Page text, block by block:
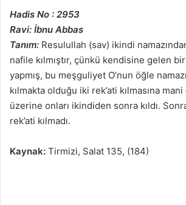
Hadis No : 2953
Ravi: İbnu Abbas
Tanım: Resulullah (sav) ikindi
nafile kılmıştır, çünkü kendisine gelen
yapmış, bu meşguliyet O’nun öğle
kılmakta olduğu iki rek’ati kılmasına
üzerine onları ikindiden sonra kıldı.
rek’ati kılmadı.
Kaynak: Tirmizi, Salat 135, (184)